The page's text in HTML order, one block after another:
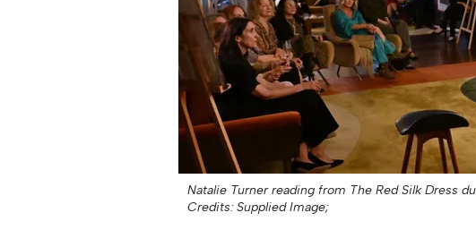
Natalie Turner reading from The Red Silk Dress
Credits: Supplied Image;